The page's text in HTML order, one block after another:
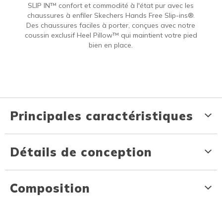
SLIP IN™ confort et commodité à l'état pur avec les
chaussures à enfiler Skechers Hands Free Slip-ins®.
Des chaussures faciles à porter, conçues avec notre
coussin exclusif Heel Pillow™ qui maintient votre pied
bien en place.
Principales caractéristiques
Détails de conception
Composition